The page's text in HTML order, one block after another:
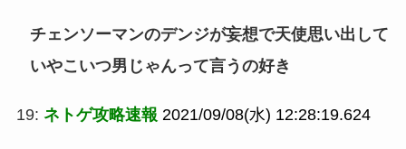
チェンソーマンのデンジが妄想で天使思い出して
いやこいつ男じゃんって言うの好き
19: ネトゲ攻略速報 2021/09/08(水) 12:28:19.624